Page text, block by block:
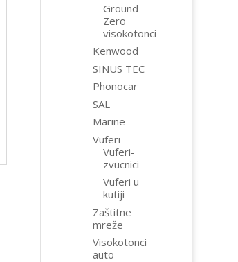
Ground
Zero
visokotonci
Kenwood
SINUS TEC
Phonocar
SAL
Marine
Vuferi
Vuferi-
zvucnici
Vuferi u
kutiji
Zaštitne
mreže
Visokotonci
auto